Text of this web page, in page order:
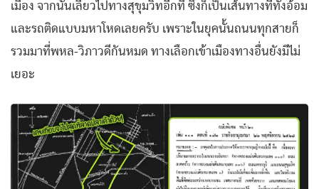
เมือง จากนั้นเลี้ยวไปทางสุขุมวิทอีกที ซึ่งก็เป็นเส้นทางที่ทั้งอ้อม
และรถติดแบบมหาโหดเลยครับ เพราะในยุคนั้นถนนทุกสายก็
รวมมาที่พหล-วิภาวดีกันหมด ทางเลือกเข้าเมืองทางอื่นยังมีไม่
เยอะ